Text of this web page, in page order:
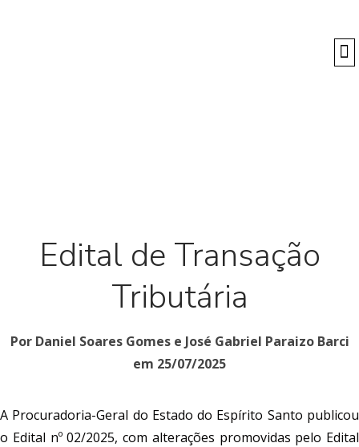
Edital de Transação
Tributária
Por Daniel Soares Gomes e José Gabriel Paraizo Barci
em 25/07/2025
A Procuradoria-Geral do Estado do Espírito Santo publicou
o Edital nº 02/2025, com alterações promovidas pelo Edital